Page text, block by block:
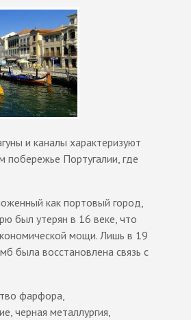
и каналы характеризуют
побережье Португалии, где
как портовый город,
был утерян в 16 веке, что
мощи. Лишь в 19
была восстановлена связь с
фарфора,
черная металлургия,